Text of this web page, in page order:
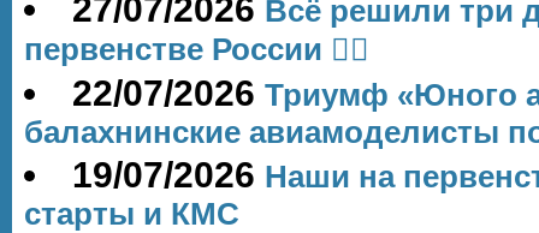
27/07/2026 Всё решили три
первенстве России 🏊‍♂
22/07/2026 Триумф «Юного
балахнинские авиамоделисты
19/07/2026 Наши на
старты и КМС